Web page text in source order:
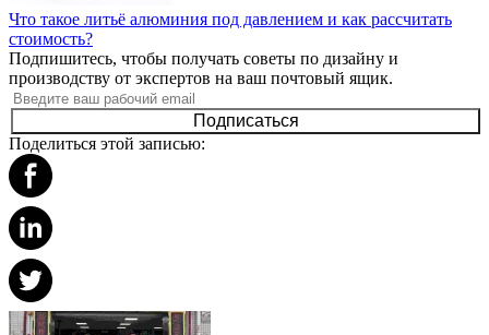
Что такое литьё алюминия под давлением и как рассчитать
стоимость?
Подпишитесь, чтобы получать советы по дизайну и
производству от экспертов на ваш почтовый ящик.
Подписаться
Поделиться этой записью: